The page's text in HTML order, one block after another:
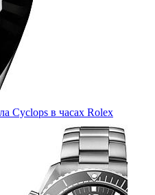
Cyclops в часах Rolex